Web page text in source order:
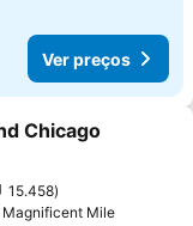
Ver preços
favoritos
Chicago
15.458
Mile